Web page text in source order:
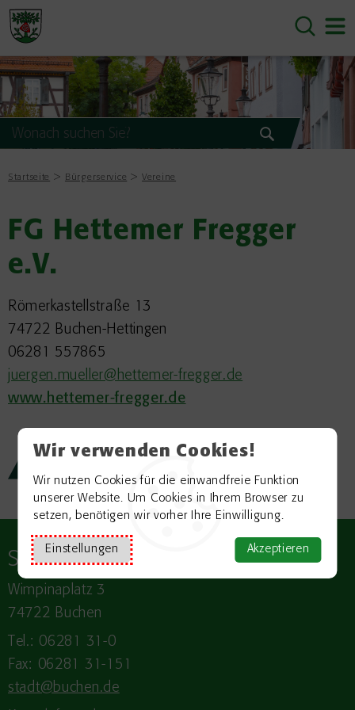
Wir verwenden Cookies!
Wir nutzen Cookies für die einwandfreie Funktion
unserer Website. Um Cookies in Ihrem Browser zu
setzen, benötigen wir vorher Ihre Einwilligung.
Einstellungen Akzeptieren
Startseite Bürgerservice Vereine
FG Hettemer Fregger
e.V.
Römerkastellstraße 13
74722 Buchen-Hettingen
06281 557865
juergen.mueller@hettemer-fregger.de
www.hettemer-fregger.de
Zurück zur Übersicht
StadtBUCHEN
Wimpinaplatz 3
74722 Buchen
Tel.: 06281 31-0
Fax: 06281 31-151
stadt@buchen.de